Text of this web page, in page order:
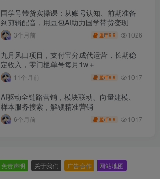
国学号带货实操课：从账号认知、前期准备
到剪辑配音，用豆包AI助力国学带货变现
3个月前 盟币9.9 1026
九月风口项目，支付宝分成代运营，长期稳
定收入，零门槛单号每月1w＋
11个月前 盟币9.9 1017
AI驱动全链路营销，模块联动、向量建模、
样本服务搜索，解锁精准营销
6个月前 盟币9.9 1017
免责声明 关于我们 广告合作 网站地图